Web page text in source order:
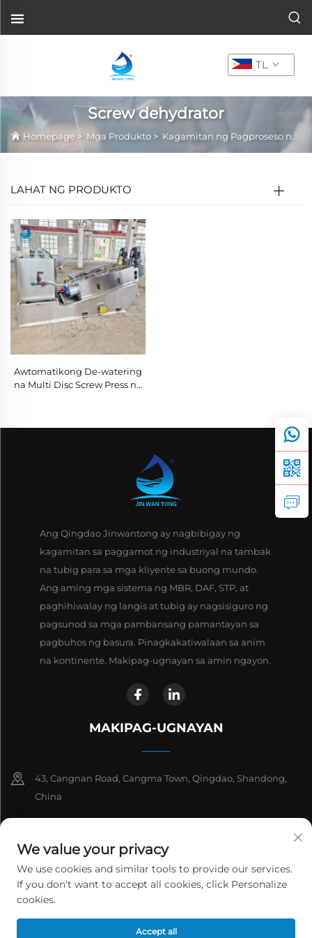
TL
Screw dehydrator
Homepage > Mga Produkto > Kagamitan ng Pagproseso ng Sludge
LAHAT NG PRODUKTO
Awtomatikong De-watering
na Multi Disc Screw Press na
Ang Qingdao Jinwantong ay nagbibigay ng
kagamitan sa paggamot ng industriyal na tambak
na tubig para sa mga kliyente sa buong mundo.
Ang aming mga sistema ng MBR, DAF, STP, at
paghihiwalay ng langis at tubig ay nagsisiguro ng
pagsunod sa mga pambansang pamantayan sa
pagbuhos ng basura. Pinagkakatiwalaan sa anim
na kontinente. Makipag-ugnayan sa amin ngayon.
MAKIPAG-UGNAYAN
43, Cangnan Road, Cangma Town, Qingdao, Shandong,
China
+86 532 81912653
[email protected]
Copyright © 2026 Qingdao Jinwantong Environmental Science And
We value your privacy
We use cookies and similar tools to provide our services.
If you don't want to accept all cookies, click Personalize
cookies.
Accept all